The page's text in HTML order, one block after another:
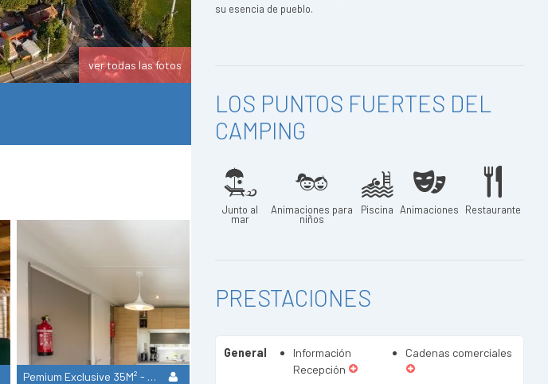
ver todas las fotos
Pemium Exclusive 35M² - 3 Bedrooms - Air Conditionning
su esencia de pueblo.
LOS PUNTOS FUERTES DEL
CAMPING
Junto al
mar
Animaciones para
niños
Piscina Animaciones Restaurante
PRESTACIONES
General
Información
Recepción
Cadenas comerciales